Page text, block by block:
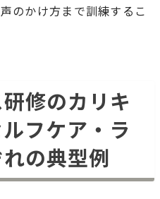
のかけ方まで訓練するこ
修のカリキ
フケア・ラ
の典型例